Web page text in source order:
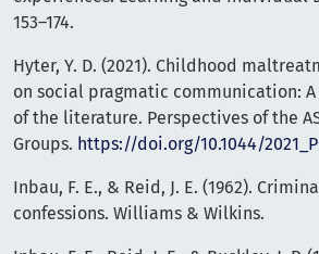
153–174.
Hyter, Y. D. (2021). Childhood
on social pragmatic communication:
of the literature. Perspectives of the
Groups. https://doi.org/10.1044/
Inbau, F. E., & Reid, J. E. (1962).
confessions. Williams & Wilkins.